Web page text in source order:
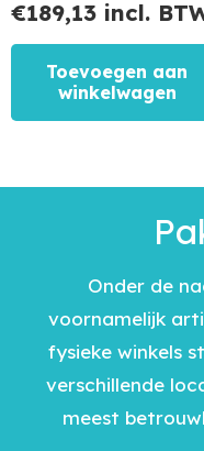
€189,13 incl.
Toevoegen aan
winkelwagen
Onder de
voornamelijk
fysieke winkels
verschillende
meest